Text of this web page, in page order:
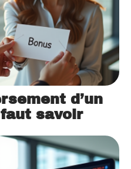
d’un
faut savoir